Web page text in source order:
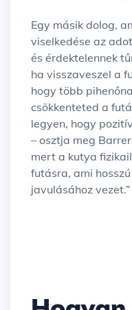
Egy másik dolog,
viselkedése az
és érdektelennek
ha visszaveszel a
hogy több
csökkenteted a
legyen, hogy
– osztja meg
mert a kutya
futásra, ami
javulásához vezet.”